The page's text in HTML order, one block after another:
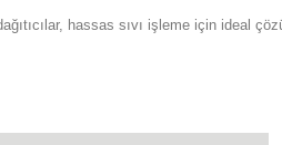
hassas sıvı işleme için ideal